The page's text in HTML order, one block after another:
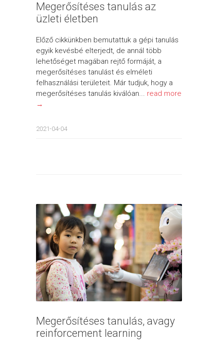
Megerősítéses tanulás az
üzleti életben
Előző cikkünkben bemutattuk a gépi tanulás
egyik kevésbé elterjedt, de annál több
lehetőséget magában rejtő formáját, a
megerősítéses tanulást és elméleti
felhasználási területeit. Már tudjuk, hogy a
megerősítéses tanulás kiválóan... read more
→
2021-04-04
Megerősítéses tanulás, avagy
reinforcement learning